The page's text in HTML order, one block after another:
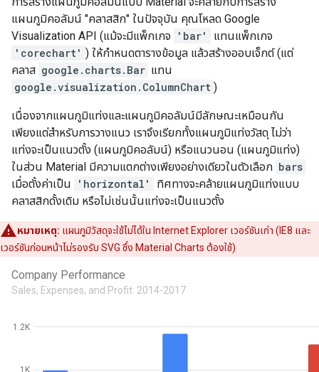
แผนภูมิคอลัมน์ "คลาสสิก" ในปัจจุบัน คุณโหลด Google
Visualization API (แม้จะมีแพ็กเกจ
'bar'
แทนแพ็กเกจ
'corechart' ) ให้กำหนดตารางข้อมูล แล้วสร้างออบเจ็กต์ (แต่
คลาส google.charts.Bar แทน
google.visualization.ColumnChart )
เนื่องจากแผนภูมิแท่งและแผนภูมิคอลัมน์มีลักษณะเหมือนกัน
เพียงแต่สำหรับการวางแนว เราจึงเรียกทั้งแผนภูมิแท่งวัสดุ ไม่ว่า
แท่งจะเป็นแนวตั้ง (แผนภูมิคอลัมน์) หรือแนวนอน (แผนภูมิแท่ง)
ในส่วน Material มีความแตกต่างเพียงอย่างเดียวในตัวเลือก bars
เมื่อตั้งค่าเป็น
'horizontal'
ทิศทางจะคล้ายแผนภูมิแท่งแบบ
คลาสสิกดั้งเดิม หรือไม่เช่นนั้นแท่งจะเป็นแนวตั้ง
หมายเหตุ: แผนภูมิวัสดุจะใช้ไม่ได้ใน Internet Explorer เวอร์ชันเก่า (IE8 และ
เวอร์ชันก่อนหน้าไม่รองรับ SVG ซึ่ง Material Charts ต้องใช้)